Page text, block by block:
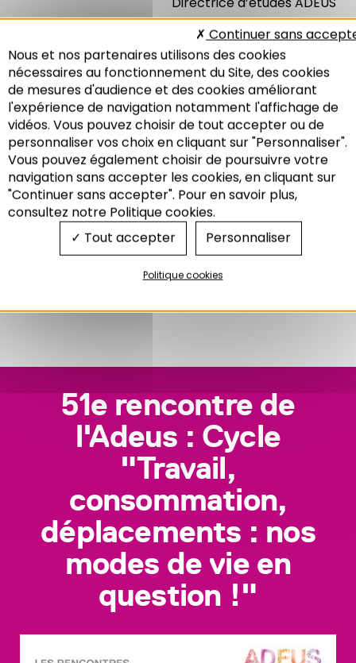
Recherche
51e rencontre de
l'Adeus : Cycle
"Travail,
consommation,
déplacements : nos
modes de vie en
question !"
Nous et nos partenaires utilisons des cookies
nécessaires au fonctionnement du Site, des cookies
de mesures d'audience et des cookies améliorant
l'expérience de navigation notamment l'affichage de
vidéos. Vous pouvez choisir de tout accepter ou de
personnaliser vos choix en cliquant sur "Personnaliser".
Vous pouvez également choisir de poursuivre votre
navigation sans accepter les cookies, en cliquant sur
"Continuer sans accepter". Pour en savoir plus,
consultez notre Politique cookies.
Tout accepter
Continuer sans
Personnaliser
Politique cookies